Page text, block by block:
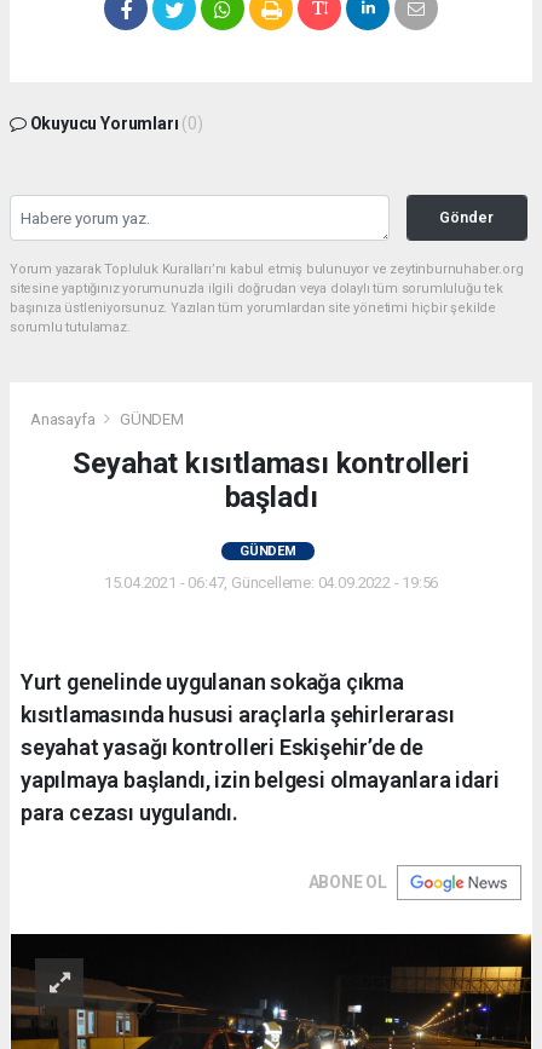
Okuyucu Yorumları (0)
Gönder
Yorum yazarak Topluluk Kuralları’nı kabul etmiş bulunuyor ve zeytinburnuhaber.org
sitesine yaptığınız yorumunuzla ilgili doğrudan veya dolaylı tüm sorumluluğu tek
başınıza üstleniyorsunuz. Yazılan tüm yorumlardan site yönetimi hiçbir şekilde
sorumlu tutulamaz.
Anasayfa GÜNDEM
Seyahat kısıtlaması kontrolleri
başladı
GÜNDEM
15.04.2021 - 06:47, Güncelleme: 04.09.2022 - 19:56
Yurt genelinde uygulanan sokağa çıkma
kısıtlamasında hususi araçlarla şehirlerarası
seyahat yasağı kontrolleri Eskişehir’de de
yapılmaya başlandı, izin belgesi olmayanlara idari
para cezası uygulandı.
ABONE OL